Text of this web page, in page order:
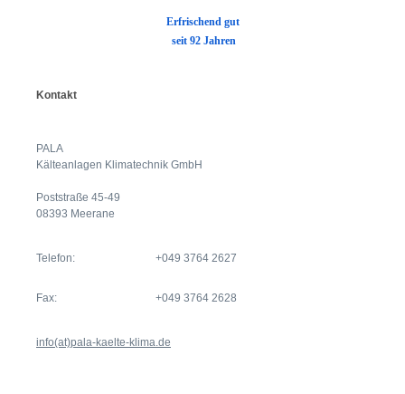
Erfrischend gut
seit 92 Jahren
Kontakt
PALA
Kälteanlagen Klimatechnik GmbH
Poststraße 45-49
08393 Meerane
Telefon: +049 3764 2627
Fax: +049 3764 2628
info(at)pala-kaelte-klima.de